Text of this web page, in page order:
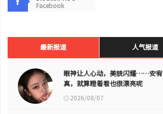
Facebook
最新报道 人气报道
眼神让人心动，美貌闪耀……安宥
真，就算瞪着看也很漂亮呢
2026/08/07